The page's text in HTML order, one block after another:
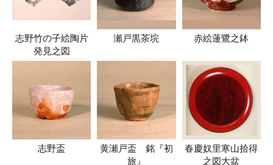
志野竹の子絵陶片
発見之図
瀬戸黒茶垸 赤絵蓮鷺之鉢
志野盃
黄瀬戸盃 銘『初
旅』
春慶奴里寒山拾得
之図大盆